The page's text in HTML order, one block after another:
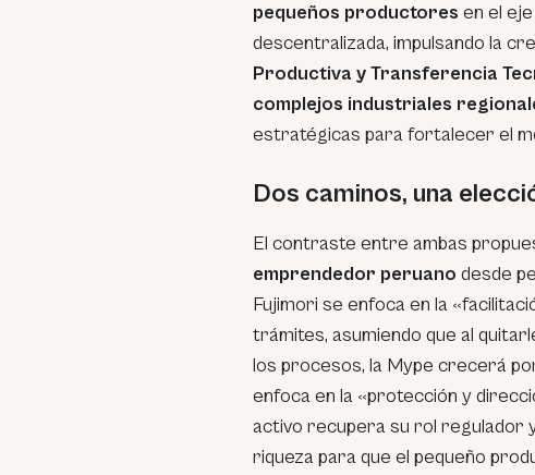
pequeños productores en el
descentralizada, impulsando la
Productiva y Transferencia
complejos industriales
estratégicas para fortalecer el
Dos caminos, una
El contraste entre ambas
emprendedor peruano desde
Fujimori se enfoca en la
trámites, asumiendo que al
los procesos, la Mype crecerá
enfoca en la «protección y
activo recupera su rol regulador
riqueza para que el pequeño